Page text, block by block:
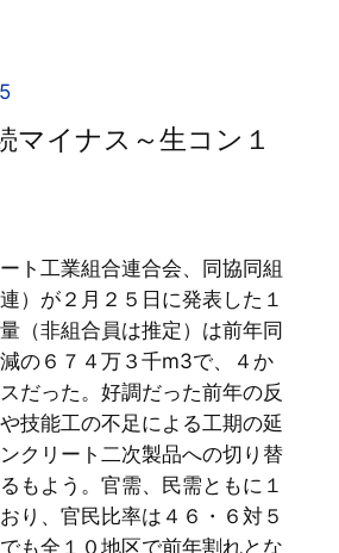
マイナス～生コン１
ト工業組合連合会、同協同組
）が２月２５日に発表した１
（非組合員は推定）は前年同
の６７４万３千m3で、４か
だった。好調だった前年の反
技能工の不足による工期の延
クリート二次製品への切り替
もよう。官需、民需ともに１
り、官民比率は４６・６対５
も全１０地区で前年割れとな